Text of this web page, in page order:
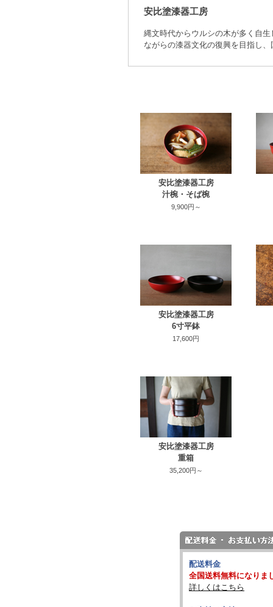
安比塗漆器工房
縄文時代からウルシの木が多く自
ながらの漆器文化の復興を目指し
安比塗漆器工房
汁椀・そば椀
9,900円～
安比塗漆器工房
6寸平鉢
17,600円
安比塗漆器工房
重箱
35,200円～
配送料金
全国送料無料になりま
詳しくはこちら